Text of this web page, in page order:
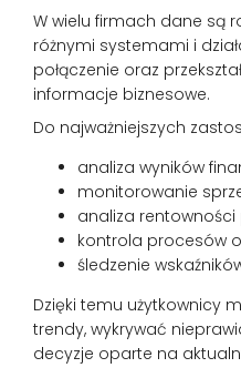
W wielu firmach dane są
różnymi systemami i
połączenie oraz
informacje biznesowe.
Do najważniejszych
analiza wyników
monitorowanie
analiza rentowności
kontrola procesów
śledzenie
Dzięki temu użytkownicy
trendy, wykrywać
decyzje oparte na